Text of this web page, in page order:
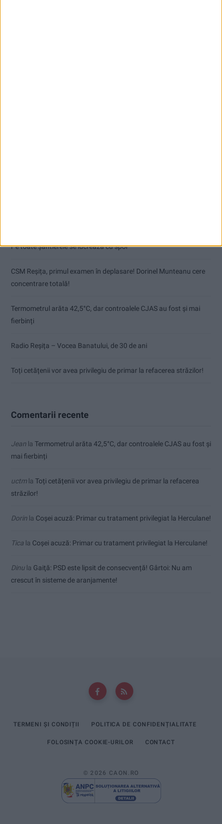
Pe toate șantierele se lucrează cu spor
CSM Reșița, primul examen în deplasare! Dorinel Munteanu cere
concentrare totală!
Termometrul arăta 42,5°C, dar controalele CJAS au fost și mai
fierbinți
Radio Reșița – Vocea Banatului, de 30 de ani
Toți cetățenii vor avea privilegiu de primar la refacerea străzilor!
Comentarii recente
Jean la Termometrul arăta 42,5°C, dar controalele CJAS au fost și
mai fierbinți
uctmla Toți cetățenii vor avea privilegiu de primar la refacerea
străzilor!
Dorin la Coșei acuză: Primar cu tratament privilegiat la Herculane!
Tica la Coșei acuză: Primar cu tratament privilegiat la Herculane!
Dinu la Gaiţă: PSD este lipsit de consecvență! Gârtoi: Nu am
crescut în sisteme de aranjamente!
TERMENI ȘI CONDIȚII POLITICA DE CONFIDENȚIALITATE
FOLOSINȚA COOKIE-URILOR CONTACT
© 2026 CAON.RO